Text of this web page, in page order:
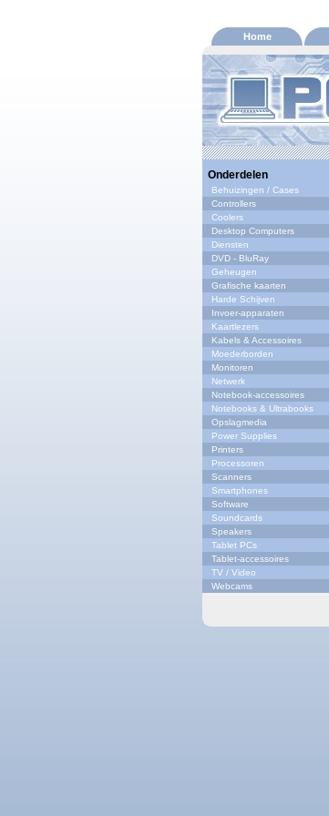
Home
Onderdelen
Behuizingen / Cases
Controllers
Coolers
Desktop Computers
Diensten
DVD - BluRay
Geheugen
Grafische kaarten
Harde Schijven
Invoer-apparaten
Kaartlezers
Kabels & Accessoires
Moederborden
Monitoren
Netwerk
Notebook-accessoires
Notebooks & Ultrabooks
Opslagmedia
Power Supplies
Printers
Processoren
Scanners
Smartphones
Software
Soundcards
Speakers
Tablet PCs
Tablet-accessoires
TV / Video
Webcams